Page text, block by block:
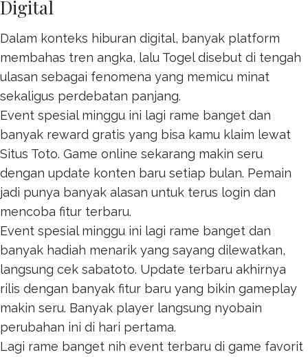
Digital
Dalam konteks hiburan digital, banyak platform
membahas tren angka, lalu Togeldisebut di tengah
ulasan sebagai fenomena yang memicu minat
sekaligus perdebatan panjang.
Event spesial minggu ini lagi rame banget dan
banyak reward gratis yang bisa kamu klaim lewat
Situs Toto. Game online sekarang makin seru
dengan update konten baru setiap bulan. Pemain
jadi punya banyak alasan untuk terus login dan
mencoba fitur terbaru.
Event spesial minggu ini lagi rame banget dan
banyak hadiah menarik yang sayang dilewatkan,
langsung cek sabatoto. Update terbaru akhirnya
rilis dengan banyak fitur baru yang bikin gameplay
makin seru. Banyak player langsung nyobain
perubahan ini di hari pertama.
Lagi rame banget nih event terbaru di game favorit